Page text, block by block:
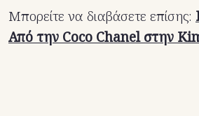
Μπορείτε να διαβάσετε επίσης:
Από την Coco Chanel στην